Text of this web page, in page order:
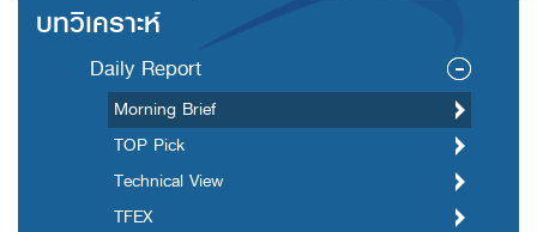
บทวิเคราะห์
Daily Report
Morning Brief
TOP Pick
Technical View
TFEX